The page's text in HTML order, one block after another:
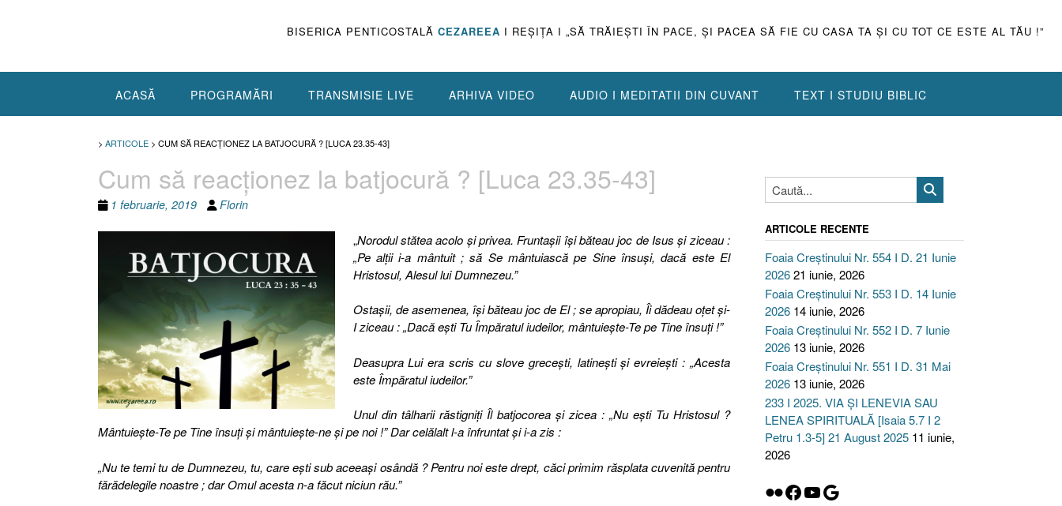
BISERICA PENTICOSTALĂ CEZAREEA I REŞIŢA I „SĂ TRĂIEŞTI ÎN PACE, ŞI PACEA SĂ FIE CU CASA TA ŞI CU TOT CE ESTE AL TĂU !”
ACASĂ PROGRAMĂRI TRANSMISIE LIVE ARHIVA VIDEO AUDIO I MEDITATII DIN CUVANT TEXT I STUDIU BIBLIC
> ARTICOLE > CUM SĂ REACŢIONEZ LA BATJOCURĂ ? [LUCA 23.35-43]
Cum să reacţionez la batjocură ? [Luca 23.35-43]
1 februarie, 2019 Florin
„Norodul stătea acolo şi privea. Fruntaşii îşi băteau joc de Isus şi ziceau :
„Pe alţii i-a mântuit ; să Se mântuiască pe Sine însuşi, dacă este El
Hristosul, Alesul lui Dumnezeu.”
Ostaşii, de asemenea, îşi băteau joc de El ; se apropiau, Îi dădeau oţet şi-
I ziceau : „Dacă eşti Tu Împăratul iudeilor, mântuieşte-Te pe Tine însuţi !”
Deasupra Lui era scris cu slove greceşti, latineşti şi evreieşti : „Acesta
este Împăratul iudeilor.”
Unul din tâlharii răstigniţi Îl batjocorea şi zicea : „Nu eşti Tu Hristosul ?
Mântuieşte-Te pe Tine însuţi şi mântuieşte-ne şi pe noi !” Dar celălalt l-a înfruntat şi i-a zis :
„Nu te temi tu de Dumnezeu, tu, care eşti sub aceeaşi osândă ? Pentru noi este drept, căci primim răsplata cuvenită pentru
fărădelegile noastre ; dar Omul acesta n-a făcut niciun rău.”
ARTICOLE RECENTE
Foaia Creștinului Nr. 554 I D. 21 Iunie
202621 iunie, 2026
Foaia Creștinului Nr. 553 I D. 14 Iunie
2026 14 iunie, 2026
Foaia Creștinului Nr. 552 I D. 7 Iunie
2026 13 iunie, 2026
Foaia Creștinului Nr. 551 I D. 31 Mai
2026 13 iunie, 2026
233 I 2025. VIA ȘI LENEVIA SAU
LENEA SPIRITUALĂ [Isaia 5.7 I 2
Petru 1.3-5] 21 August 2025 11 iunie,
2026
Flickr
Facebook
YouTube
Google